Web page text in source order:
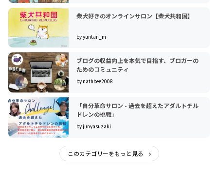
柴犬好きのオンラインサロン【柴犬共和国】
by yuntan_m
ブログの収益向上を本気で目指す、ブロガーの
ためのコミュニティ
by nathbee2008
「自分革命サロン - 過去を超えたアダルトチル
ドレンの挑戦」
by junyasuzaki
このカテゴリーをもっと見る